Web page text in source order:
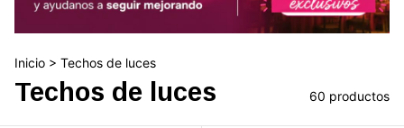
Inicio > Techos de luces
Techos de luces 60 productos